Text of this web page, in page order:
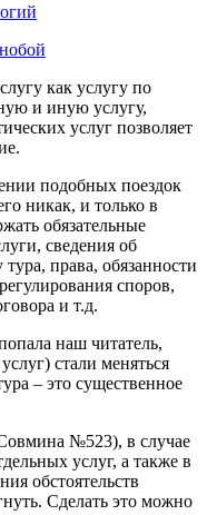
как услугу по
и иную услугу,
услуг позволяет
подобных поездок
никак, и только в
обязательные
сведения об
права, обязанности
споров,
и т.д.
наш читатель,
стали меняться
– это существенное
№523), в случае
услуг, а также в
обстоятельств
Сделать это можно